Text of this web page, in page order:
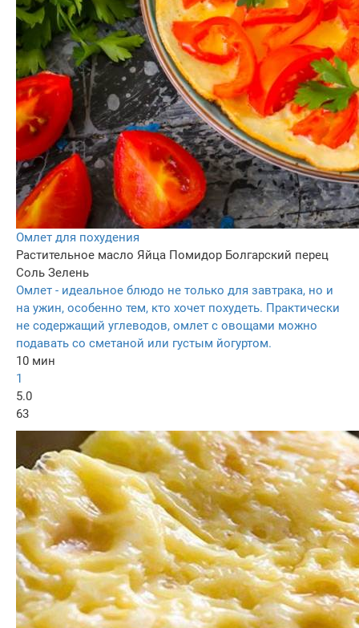
Омлет для похудения
Растительное масло Яйца Помидор Болгарский перец
Соль Зелень
Омлет - идеальное блюдо не только для завтрака, но и
на ужин, особенно тем, кто хочет похудеть. Практически
не содержащий углеводов, омлет с овощами можно
подавать со сметаной или густым йогуртом.
10 мин
1
5.0
63